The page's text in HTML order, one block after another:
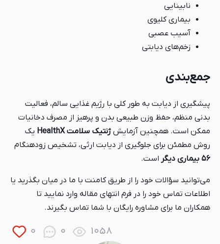
نابینایی
بیماری کلیوی
آسیب عصبی
زخم‌های دیابتی
جمع‌بندی
پیشگیری از دیابت به طور کلی با رژیم غذایی سالم، فعالیت
بدنی منظم، حفظ وزن طبیعی بدن و پرهیز از مصرف دخانیات
ممکن است. همچنین آزمایش ژنتیک سلامت HealthX
یک
روش مطمئن برای جلوگیری از دیابت ارثی، تشخیص زودهنگام
۵۶ بیماری دیگر
است.
می‌توانید سؤالات خود را از طریق کامنت با ما در میان بگذرید یا
اطلاعات تماس خود را در فرم انتهای مقاله وارد نمایید تا
همکاران ما برای مشاوره رایگان با شما تماس بگیرند.
0 0 1058